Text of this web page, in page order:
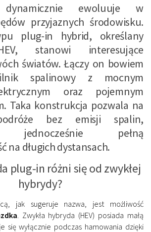
dynamicznie ewoluuje w
przyjaznych środowisku.
plug-in hybrid, określany
stanowi interesujące
światów. Łączy on bowiem
spalinowy z mocnym
oraz pojemnym
Taka konstrukcja pozwala na
bez emisji spalin,
jednocześnie pełną
na długich dystansach.
plug-in różni się od zwykłej
hybrydy?
jak sugeruje nazwa, jest możliwość
. Zwykła hybryda (HEV) posiada małą
się wyłącznie podczas hamowania dzięki